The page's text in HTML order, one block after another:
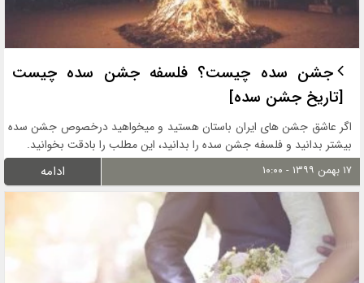
جشن سده چیست؟ فلسفه جشن سده چیست
[تاریخ جشن سده]
اگر عاشق جشن های ایران باستان هستید و میخواهید درخصوص جشن سده
بیشتر بدانید و فلسفه جشن سده را بدانید، این مطلب را بادقت بخوانید.
۱۷ بهمن ۱۳۹۹ - ۱۰:۰۰ ادامه